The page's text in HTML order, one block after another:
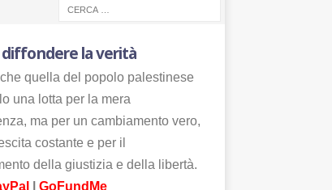
diffondere la verità
quella del popolo palestinese
una lotta per la mera
ma per un cambiamento vero,
costante e per il
della giustizia e della libertà.
GoFundMe